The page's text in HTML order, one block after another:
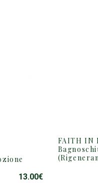
13.00€
FAITH IN